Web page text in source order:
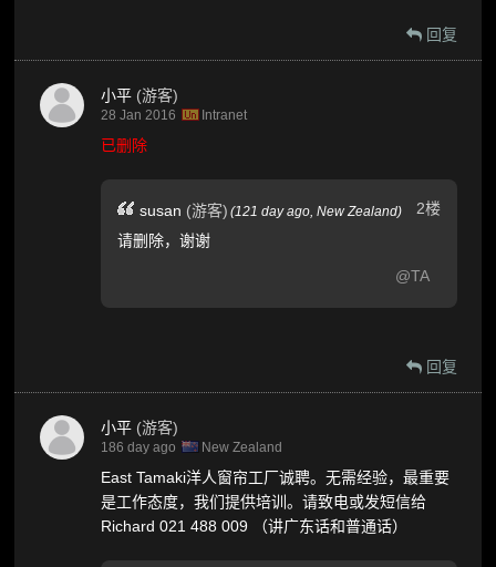
回复
小平 (游客)
28 Jan 2016 Intranet
已删除
2楼
susan (游客) (121 day ago,New Zealand)
请删除，谢谢
@TA
回复
小平 (游客)
186 day ago New Zealand
East Tamaki洋人窗帘工厂诚聘。无需经验，最重要
是工作态度，我们提供培训。请致电或发短信给
Richard 021 488 009 （讲广东话和普通话）